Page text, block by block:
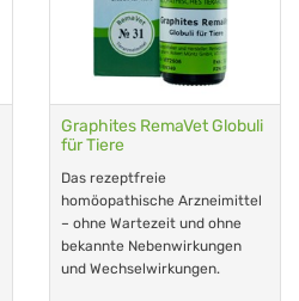
Graphites RemaVet Globuli
für Tiere
Das rezeptfreie
homöopathische Arzneimittel
– ohne Wartezeit und ohne
bekannte Nebenwirkungen
und Wechselwirkungen.